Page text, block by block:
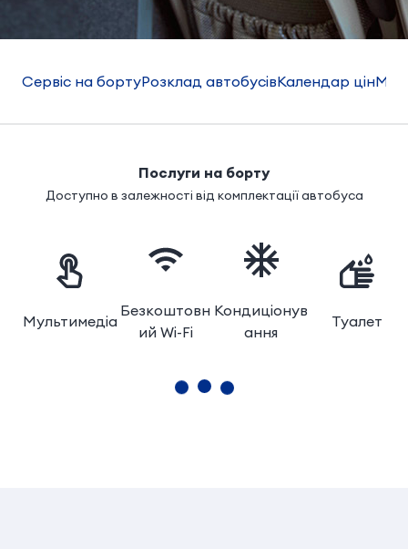
Сервіс на бортуРозклад автобусівКалендар цін
Послуги на борту
Доступно в залежності від комплектації автобуса
Мультимедіа
Безкоштовн
ий Wi-Fi
Кондиціонув
ання
Туалет